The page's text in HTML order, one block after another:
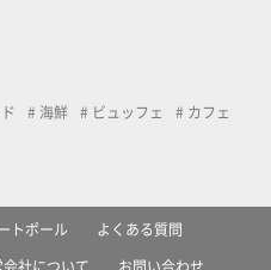
海鮮 ビュッフェ
カフェ
トポール よくある質問
会社について お問い合わせ